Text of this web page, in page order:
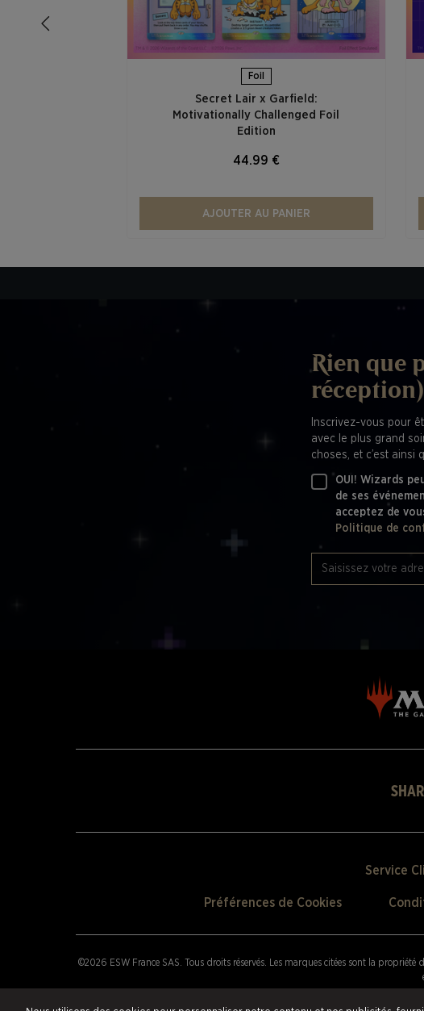
Foil
Secret Lair x Garfield:
Motivationally Challenged Foil
Edition​
44.99 €
AJOUTER AU PANIER
Rien que
réception)
Inscrivez-vous pour
avec le plus grand
choses, et c’est ainsi
OUI! Wizards
de ses
acceptez de
Politique de
Service
Préférences de Cookies
©2026 ESW France SAS. Tous droits réservés. Les marques citées sont la propriété